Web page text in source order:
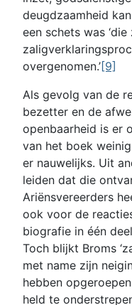
deugdzaamheid
een schets was
overgenomen.’[9]
Als gevolg van de
bezetter en de
openbaarheid is er
van het boek
er nauwelijks. Uit
leiden dat die
Ariënsvereerders
ook voor de
biografie in één
Toch blijkt Broms
met name zijn
hebben
held te